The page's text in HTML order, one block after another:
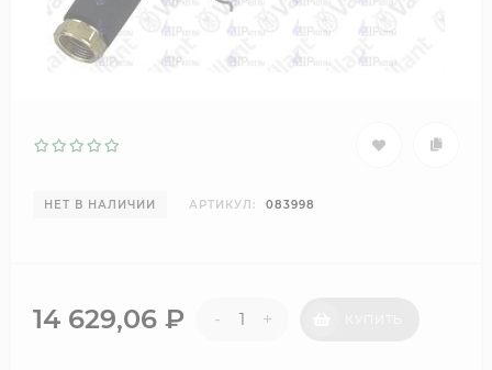
НЕТ В НАЛИЧИИ АРТИКУЛ: 083998
14 629,06 ₽ - +